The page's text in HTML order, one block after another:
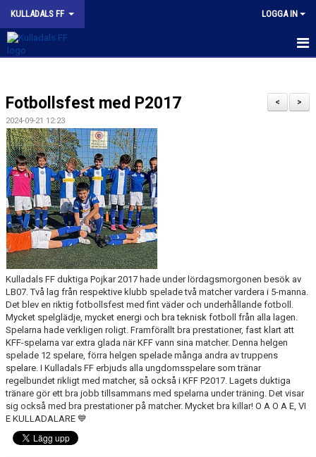
KULLADALS FF LOGGA IN
OM KLUBBEN
NYHETER
KONTAKT
INFORMATION MED POLICY
DOKUMENT
BILDGALLERI
MATCHER
INBETALNING
PROFILKLÄDER
KFF FACEBOOK
KFF INSTAGRAM
MEDLEM INTRESSEANMÄLAN
>
<
Fotbollsfest med P2017
2024-09-21 12:23
Kulladals FF duktiga Pojkar 2017 hade under lördagsmorgonen besök av
LB07. Två lag från respektive klubb spelade två matcher vardera i 5-manna.
Det blev en riktig fotbollsfest med fint väder och underhållande fotboll.
Mycket spelglädje, mycket energi och bra teknisk fotboll från alla lagen.
Spelarna hade verkligen roligt. Framförallt bra prestationer, fast klart att
KFF-spelarna var extra glada när KFF vann sina matcher. Denna helgen
spelade 12 spelare, förra helgen spelade många andra av truppens
spelare. I Kulladals FF erbjuds alla ungdomsspelare som tränar
regelbundet rikligt med matcher, så också i KFF P2017. Lagets duktiga
tränare gör ett bra jobb tillsammans med spelarna under träning. Det visar
sig också med bra prestationer på matcher. Mycket bra killar! O A O A E, VI
E KULLADALARE 💙